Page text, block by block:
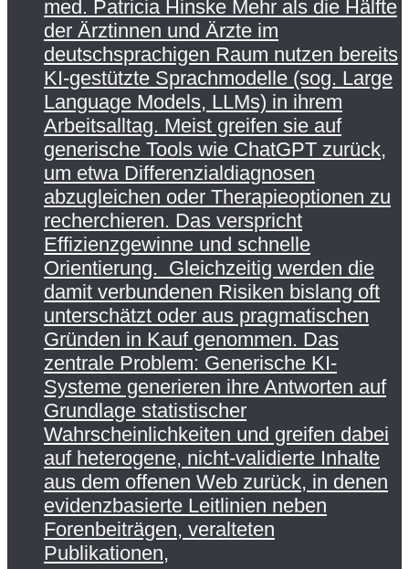
med. Patricia Hinske Mehr als die Hälfte
der Ärztinnen und Ärzte im
deutschsprachigen Raum nutzen bereits
KI-gestützte Sprachmodelle (sog. Large
Language Models, LLMs) in ihrem
Arbeitsalltag. Meist greifen sie auf
generische Tools wie ChatGPT zurück,
um etwa Differenzialdiagnosen
abzugleichen oder Therapieoptionen zu
recherchieren. Das verspricht
Effizienzgewinne und schnelle
Orientierung. Gleichzeitig werden die
damit verbundenen Risiken bislang oft
unterschätzt oder aus pragmatischen
Gründen in Kauf genommen. Das
zentrale Problem: Generische KI-
Systeme generieren ihre Antworten auf
Grundlage statistischer
Wahrscheinlichkeiten und greifen dabei
auf heterogene, nicht-validierte Inhalte
aus dem offenen Web zurück, in denen
evidenzbasierte Leitlinien neben
Forenbeiträgen, veralteten
Publikationen,